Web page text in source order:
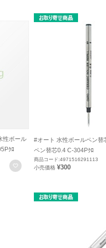
性ボール
ｸﾛ
お気に入りに登録
#オート 水性ボールペン替
ペン替芯0.4 C-304Pｸﾛ
商品コード:4971516291113
小売価格 ¥300